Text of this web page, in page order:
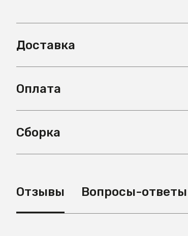
Доставка
Оплата
Сборка
Отзывы Вопросы-ответы